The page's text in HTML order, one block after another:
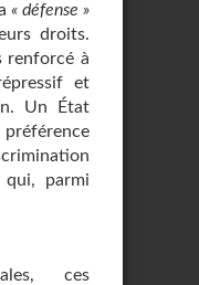
« défense »
droits.
renforcé à
et
Un État
parmi
ces